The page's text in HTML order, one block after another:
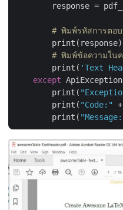
response =
# พิมพ์รหัสการตอ
        print(response)
# พิมพ์ข้อความใน
        print(
'Text
except ApiException
        print(
        print(
"Code:"
        print(